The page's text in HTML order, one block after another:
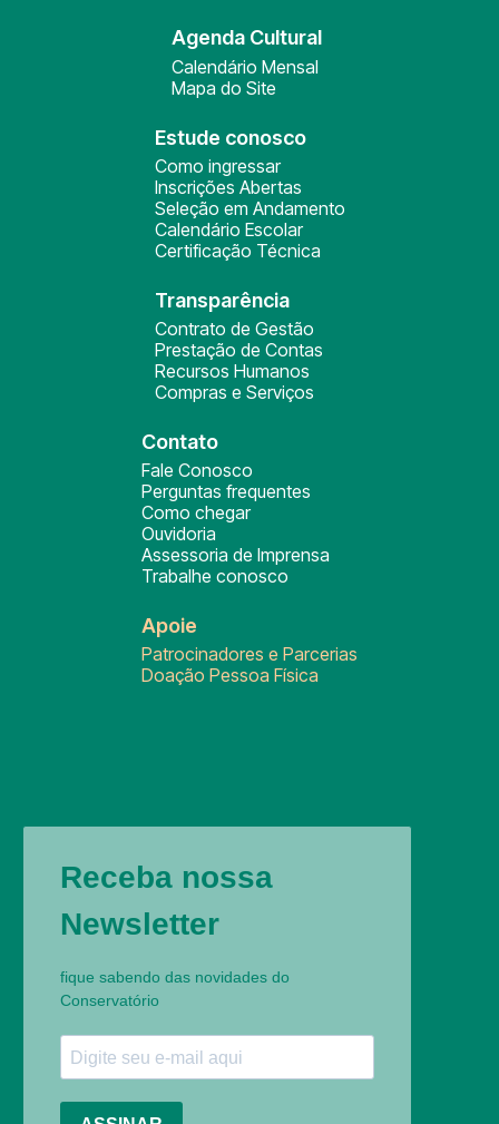
Agenda Cultural
Calendário Mensal
Mapa do Site
Estude conosco
Como ingressar
Inscrições Abertas
Seleção em Andamento
Calendário Escolar
Certificação Técnica
Transparência
Contrato de Gestão
Prestação de Contas
Recursos Humanos
Compras e Serviços
Contato
Fale Conosco
Perguntas frequentes
Como chegar
Ouvidoria
Assessoria de Imprensa
Trabalhe conosco
Apoie
Patrocinadores e Parcerias
Doação Pessoa Física